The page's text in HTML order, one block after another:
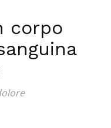
corpo